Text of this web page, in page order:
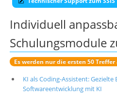
Individuell
Schulungsmodule
Es werden nur die ersten 50 Treffer
KI als Coding-Assistent:
Softwareentwicklung mit KI